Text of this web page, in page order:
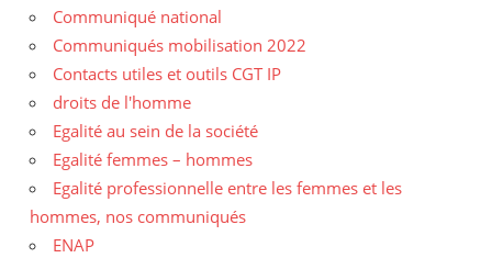
Communiqué national
Communiqués mobilisation 2022
Contacts utiles et outils CGT IP
droits de l'homme
Egalité au sein de la société
Egalité femmes – hommes
Egalité professionnelle entre les femmes et les
hommes, nos communiqués
ENAP